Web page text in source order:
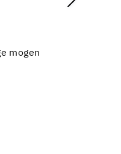
mogen